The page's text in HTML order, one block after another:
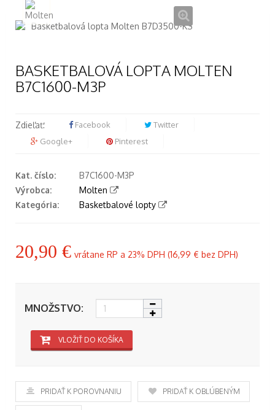
BASKETBALOVÁ LOPTA MOLTEN
B7C1600-M3P
Zdieľať: Facebook
Twitter
Google+
Pinterest
Kat. číslo:
B7C1600-M3P
Výrobca:
Molten
Kategória:
Basketbalové lopty
20,90 € vrátane RP a 23% DPH (16,99 € bez DPH)
MNOŽSTVO:
VLOŽIŤ DO KOŠÍKA
PRIDAŤ K POROVNANIU PRIDAŤ K OBĽÚBENÝM